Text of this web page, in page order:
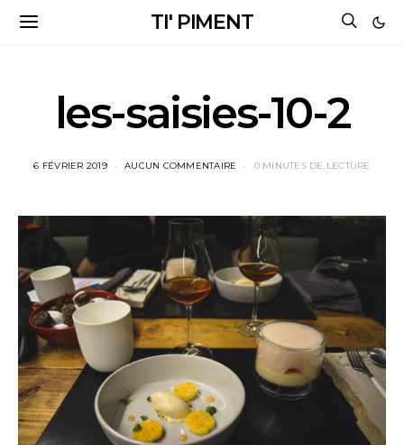
TI' PIMENT
les-saisies-10-2
6 FÉVRIER 2019 AUCUN COMMENTAIRE 0 MINUTES DE LECTURE